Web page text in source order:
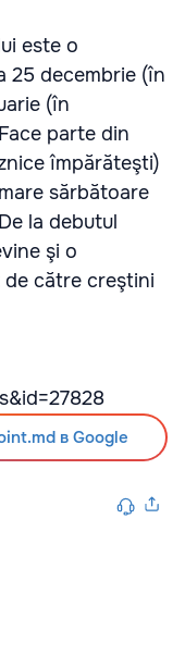
este o
25 decembrie (în
(în
parte din
împărăteşti)
sărbătoare
la debutul
şi o
către creştini
в Google